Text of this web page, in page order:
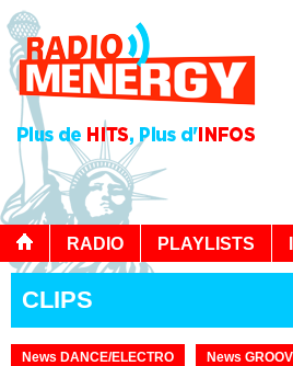
RADIO PLAYLISTS
CLIPS
News DANCE/ELECTRO News